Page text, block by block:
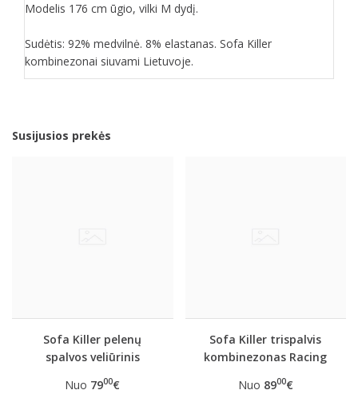
Modelis 176 cm ūgio, vilki M dydį.
Sudėtis: 92% medvilnė. 8% elastanas. Sofa Killer
kombinezonai siuvami Lietuvoje.
Susijusios prekės
Sofa Killer pelenų
spalvos veliūrinis
Nuo 7900€
Sofa Killer trispalvis
kombinezonas Racing
Nuo 8900€